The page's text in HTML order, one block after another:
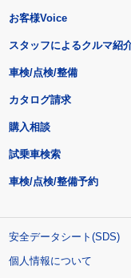
お客様Voice
スタッフによるクルマ紹
車検/点検/整備
カタログ請求
購入相談
試乗車検索
車検/点検/整備予約
安全データシート(SDS)
個人情報について